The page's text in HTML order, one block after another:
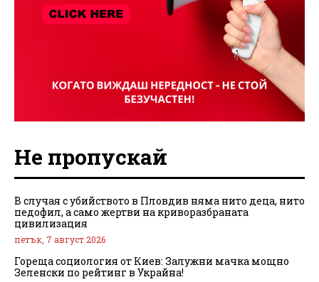
Не пропускай
В случая с убийството в Пловдив няма нито деца, нито
педофил, а само жертви на криворазбраната
цивилизация
петък, 7 август 2026
Гореща социология от Киев: Залужни мачка мощно
Зеленски по рейтинг в Украйна!